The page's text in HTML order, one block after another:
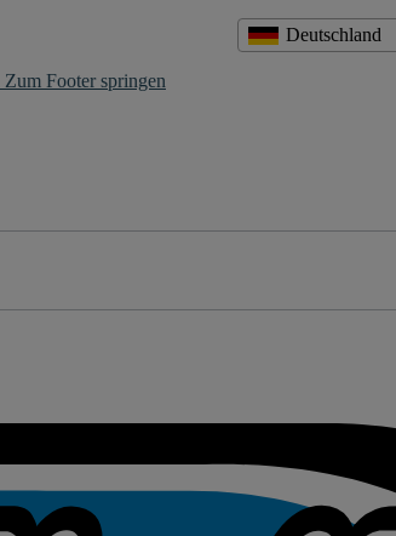
Deutschland
Zum Footer springen